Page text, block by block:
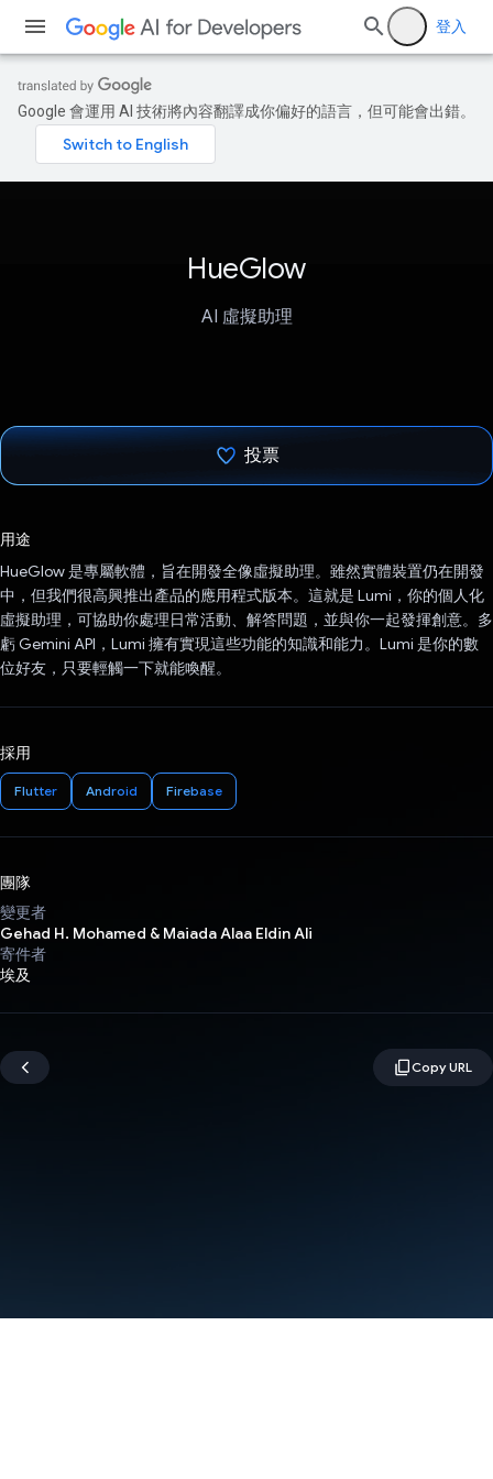
登入
Google 會運用 AI 技術將內容翻譯成你偏好的語言，但可能會出錯。
HueGlow
AI 虛擬助理
投票
用途
HueGlow 是專屬軟體，旨在開發全像虛擬助理。雖然實體裝置仍在開發
中，但我們很高興推出產品的應用程式版本。這就是 Lumi，你的個人化
虛擬助理，可協助你處理日常活動、解答問題，並與你一起發揮創意。多
虧 Gemini API，Lumi 擁有實現這些功能的知識和能力。Lumi 是你的數
位好友，只要輕觸一下就能喚醒。
採用
Flutter Android Firebase
團隊
變更者
Gehad H. Mohamed & Maiada Alaa Eldin Ali
寄件者
埃及